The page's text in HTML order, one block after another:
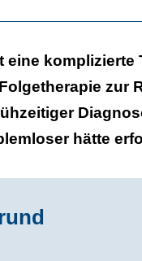
eine
zur
hätte